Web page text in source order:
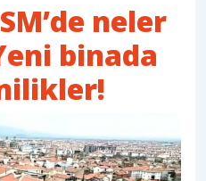
neler
binada